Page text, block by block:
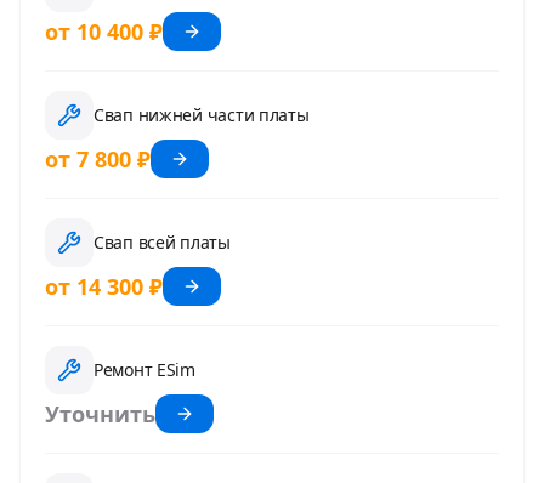
от 10 400 ₽
Свап нижней части платы
от 7 800 ₽
Свап всей платы
от 14 300 ₽
Ремонт ESim
Уточнить